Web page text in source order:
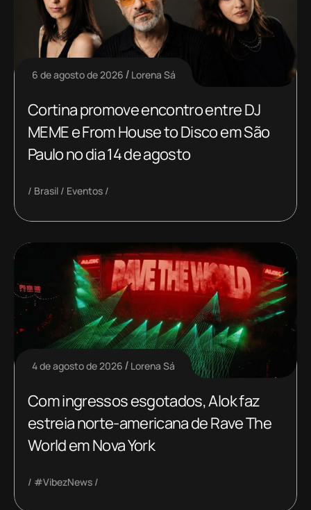
6 de agosto de 2026 Lorena Sá
Cortina promove encontro entre DJ
MEME e From House to Disco em São
Paulo no dia 14 de agosto
Brasil Eventos
4 de agosto de 2026 Lorena Sá
Com ingressos esgotados, Alok faz
estreia norte-americana de Rave The
World em Nova York
#VibezNews